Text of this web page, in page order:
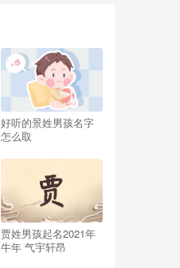
好听的景姓男孩名字
怎么取
贾姓男孩起名2021年
牛年 气宇轩昂